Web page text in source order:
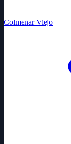
Colmenar Viejo